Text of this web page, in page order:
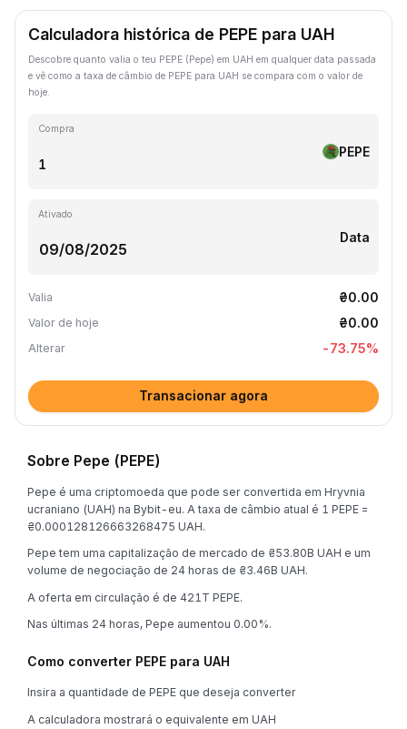
Calculadora histórica de PEPE para UAH
Descobre quanto valia o teu PEPE (Pepe) em UAH em qualquer data passada
e vê como a taxa de câmbio de PEPE para UAH se compara com o valor de
hoje.
Compra
PEPE
Ativado
Data
Valia ₴0.00
Valor de hoje ₴0.00
Alterar -73.75%
Transacionar agora
Sobre Pepe (PEPE)
Pepe é uma criptomoeda que pode ser convertida em Hryvnia
ucraniano (UAH) na Bybit-eu. A taxa de câmbio atual é 1 PEPE =
₴0.000128126663268475 UAH.
Pepe tem uma capitalização de mercado de ₴53.80B UAH e um
volume de negociação de 24 horas de ₴3.46B UAH.
A oferta em circulação é de 421T PEPE.
Nas últimas 24 horas, Pepe aumentou 0.00%.
Como converter PEPE para UAH
Insira a quantidade de PEPE que deseja converter
A calculadora mostrará o equivalente em UAH